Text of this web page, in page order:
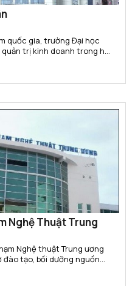
quốc gia, trường Đại học
trị kinh doanh trong hệ
Nam. Trường Đại học Kinh
cho xã hội các sản...
Nghệ Thuật Trung
Nghệ thuật Trung ương
đào tạo, bồi dưỡng nguồn
đại học và nghiên cứu khoa
lĩnh vực Văn hóa,...